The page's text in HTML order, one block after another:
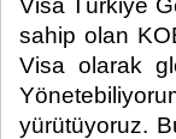
Visa Türkiye
sahip olan
Visa olarak
yürütüyoruz.